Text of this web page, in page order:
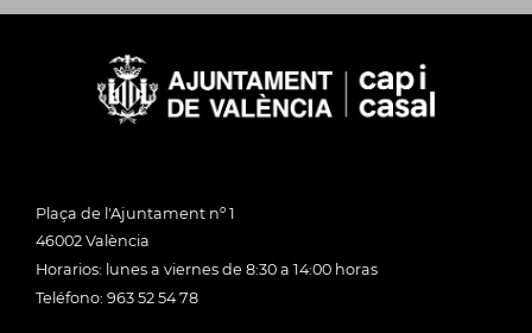
Plaça de l'Ajuntament nº 1
46002 València
Horarios: lunes a viernes de 8:30 a 14:00 horas
Teléfono: 963 52 54 78